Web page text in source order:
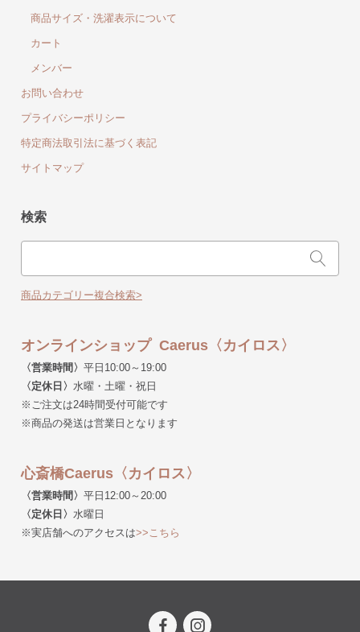
商品サイズ・洗濯表示について
カート
メンバー
お問い合わせ
プライバシーポリシー
特定商法取引法に基づく表記
サイトマップ
検索
商品カテゴリー複合検索>
オンラインショップ Caerus〈カイロス〉
〈営業時間〉 平日10:00～19:00
〈定休日〉 水曜・土曜・祝日
※ご注文は24時間受付可能です
※商品の発送は営業日となります
心斎橋Caerus〈カイロス〉
〈営業時間〉 平日12:00～20:00
〈定休日〉 水曜日
※実店舗へのアクセスは>>こちら